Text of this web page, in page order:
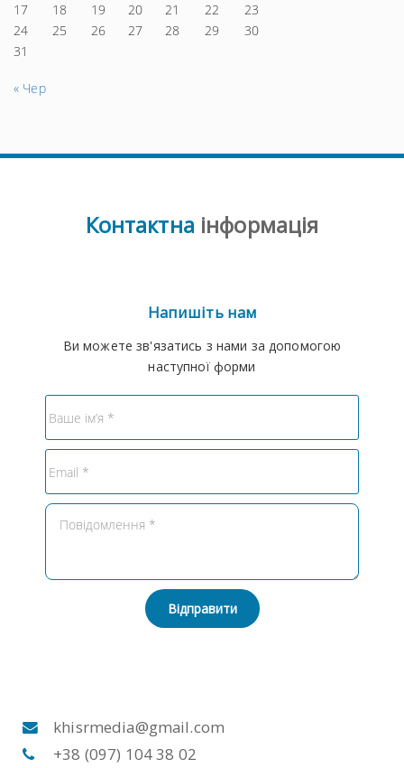
17
18 19 20 21 22
23
24
25 26 27 28 29
30
31
« Чер
Контактна інформація
Напишіть нам
Ви можете зв'язатись з нами за допомогою
наступної форми
Відправити
khisrmedia@gmail.com
+38 (097) 104 38 02